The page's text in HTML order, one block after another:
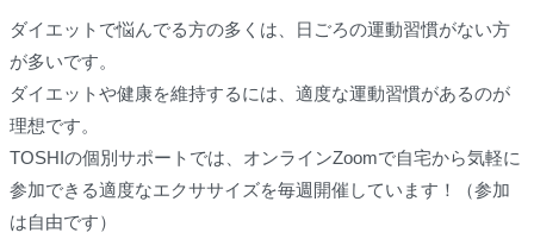
ダイエットで悩んでる方の多くは、日ごろの運動習慣がない方
が多いです。
ダイエットや健康を維持するには、適度な運動習慣があるのが
理想です。
TOSHIの個別サポートでは、オンラインZoomで自宅から気軽に
参加できる適度なエクササイズを毎週開催しています！（参加
は自由です）